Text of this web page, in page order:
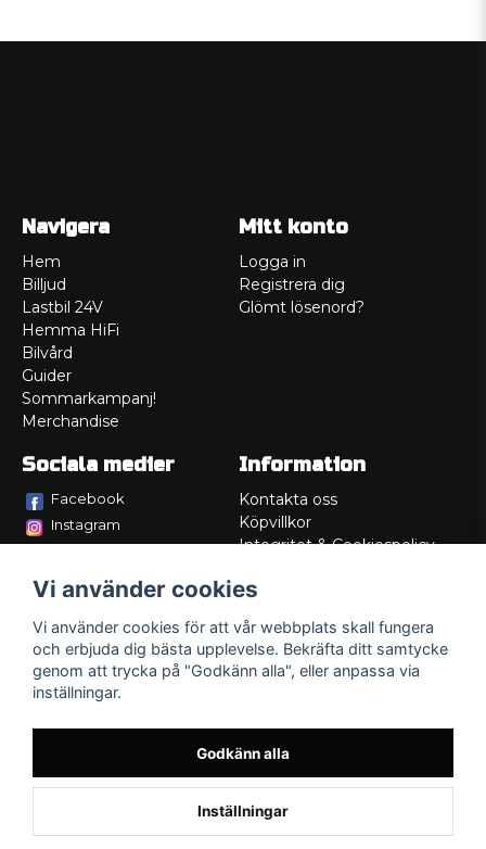
Navigera
Hem
Billjud
Lastbil 24V
Hemma HiFi
Bilvård
Guider
Sommarkampanj!
Merchandise
Mitt konto
Logga in
Registrera dig
Glömt lösenord?
Sociala medier
Facebook
Instagram
Information
Kontakta oss
Köpvillkor
Integritet & Cookiespolicy
Service/Garanti
Lådritning
Om oss
Vi använder cookies
Vi använder cookies för att vår webbplats skall fungera
och erbjuda dig bästa upplevelse. Bekräfta ditt samtycke
genom att trycka på "Godkänn alla", eller anpassa via
inställningar.
Godkänn alla
Inställningar